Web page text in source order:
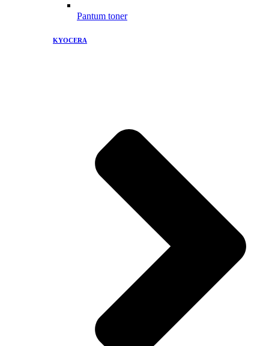
Pantum toner
KYOCERA